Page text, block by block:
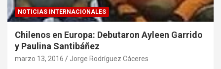
NOTICIAS INTERNACIONALES
Chilenos en Europa: Debutaron Ayleen Garrido
y Paulina Santibáñez
marzo 13, 2016 Jorge Rodríguez Cáceres